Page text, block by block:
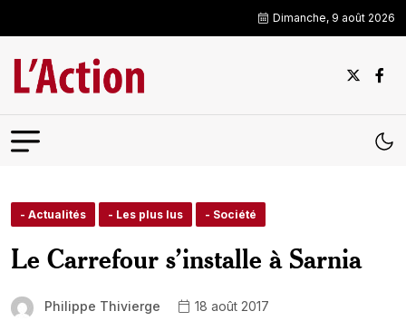
Dimanche, 9 août 2026
- Actualités - Les plus lus - Société
Le Carrefour s’installe à Sarnia
Philippe Thivierge
18 août 2017